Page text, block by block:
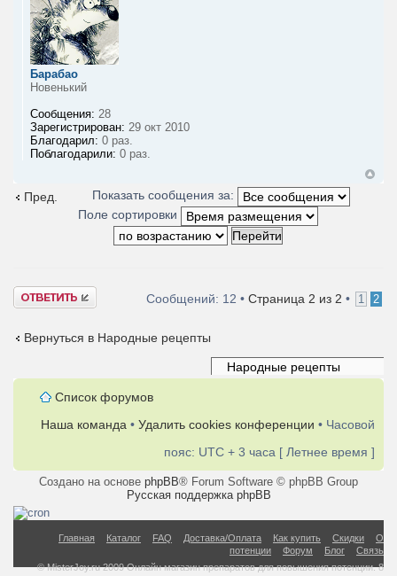
Барабао
Новенький
Сообщения: 28
Зарегистрирован: 29 окт 2010
Благодарил: 0 раз.
Поблагодарили: 0 раз.
Пред.
Показать сообщения за:
Поле сортировки
Ответить Сообщений: 12 • Страница 2 из 2 • 1 2
Вернуться в Народные рецепты
Список форумов
Наша команда • Удалить cookies конференции • Часовой
пояс: UTC + 3 часа [ Летнее время ]
Создано на основе phpBB® Forum Software © phpBB Group
Русская поддержка phpBB
Главная Каталог FAQ Доставка/Оплата Как купить Скидки
О
потенции
Форум Блог
Связь
© MisterJoy.ru 2009 Онлайн магазин препаратов для повышения потенции. 8